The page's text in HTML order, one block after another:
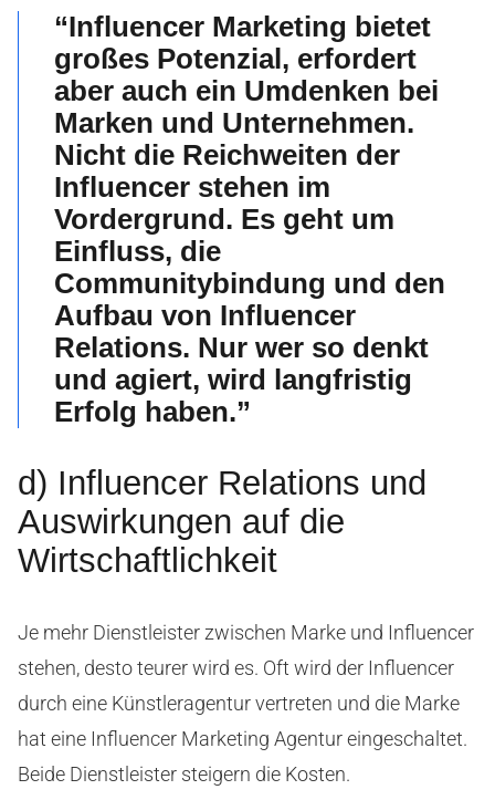
“Influencer Marketing bietet
großes Potenzial, erfordert
aber auch ein Umdenken bei
Marken und Unternehmen.
Nicht die Reichweiten der
Influencer stehen im
Vordergrund. Es geht um
Einfluss, die
Communitybindung und den
Aufbau von Influencer
Relations. Nur wer so denkt
und agiert, wird langfristig
Erfolg haben.”
d) Influencer Relations und
Auswirkungen auf die
Wirtschaftlichkeit
Je mehr Dienstleister zwischen Marke und Influencer
stehen, desto teurer wird es. Oft wird der Influencer
durch eine Künstleragentur vertreten und die Marke
hat eine Influencer Marketing Agentur eingeschaltet.
Beide Dienstleister steigern die Kosten.